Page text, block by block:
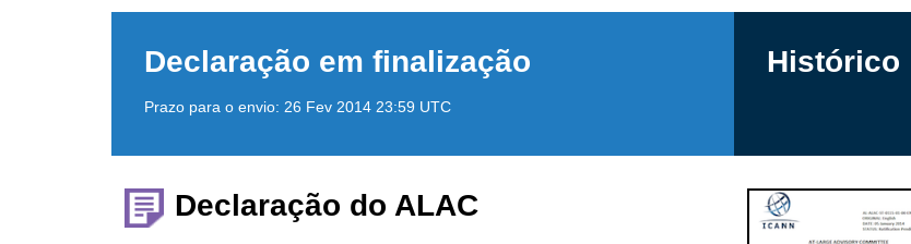
Declaração em finalização
Prazo para o envio: 26 Fev 2014 23:59 UTC
Histórico
Declaração do ALAC